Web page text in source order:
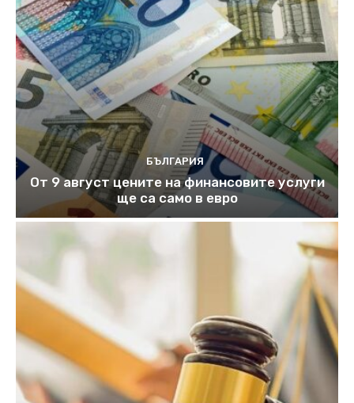
БЪЛГАРИЯ
От 9 август цените на финансовите услуги
ще са само в евро